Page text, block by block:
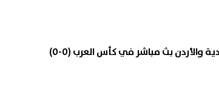
والأردن بث مباشر في كأس العرب (0-0)